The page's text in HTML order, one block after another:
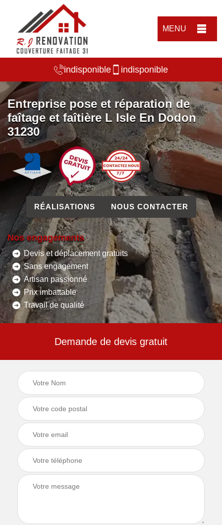
MENU
indisponible indisponible
Entreprise pose et réparation de
faîtage et faîtière L Isle En Dodon
31230
RÉALISATIONS NOUS CONTACTER
Nos engagements
Devis et déplacement gratuits
Sans engagement
Artisan passionné
Prix imbattable
Travail de qualité
Demande de devis gratuit